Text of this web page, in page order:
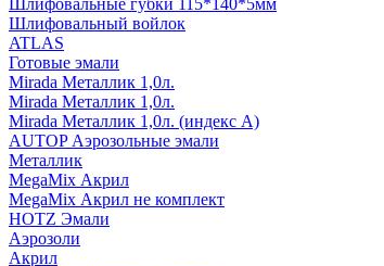
Шлифовальные губки 115*140*5мм
Шлифовальный войлок
ATLAS
Готовые эмали
Mirada Металлик 1,0л.
Mirada Металлик 1,0л.
Mirada Металлик 1,0л. (индекс А)
AUTOP Аэрозольные эмали
Металлик
MegaMix Акрил
MegaMix Акрил не комплект
HOTZ Эмали
Аэрозоли
Акрил